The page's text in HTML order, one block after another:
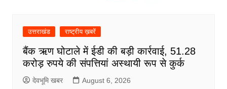
उत्तराखंड राष्ट्रीय ख़बरें
बैंक ऋण घोटाले में ईडी की बड़ी कार्रवाई, 51.28
करोड़ रुपये की संपत्तियां अस्थायी रूप से कुर्क
देवभूमि खबर August 6, 2026